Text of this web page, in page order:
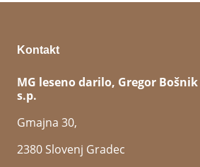
Kontakt
MG leseno darilo, Gregor Bošnik
s.p.
Gmajna 30,
2380 Slovenj Gradec